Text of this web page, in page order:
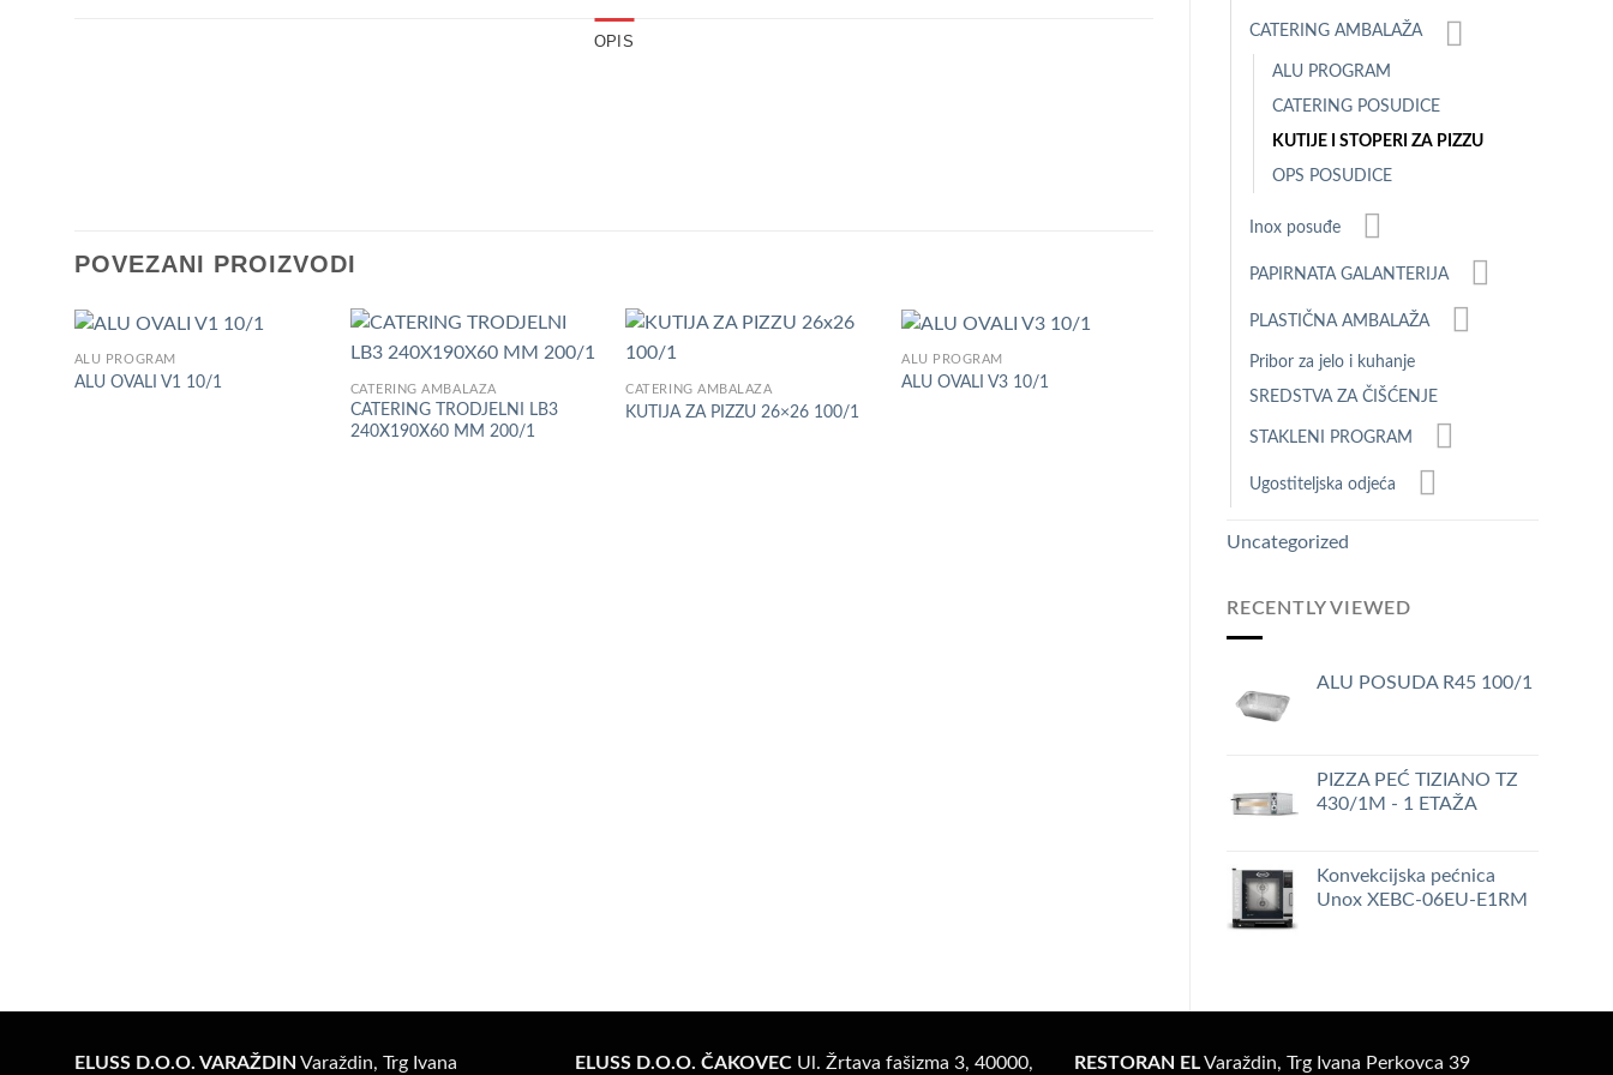
CATERING AMBALAŽA
ALU PROGRAM
CATERING POSUDICE
KUTIJE I STOPERI ZA PIZZU
OPS POSUDICE
Inox posuđe
PAPIRNATA GALANTERIJA
PLASTIČNA AMBALAŽA
Pribor za jelo i kuhanje
SREDSTVA ZA ČIŠĆENJE
STAKLENI PROGRAM
Ugostiteljska odjeća
Uncategorized
RECENTLY VIEWED
ALU POSUDA R45 100/1
PIZZA PEĆ TIZIANO TZ
430/1M - 1 ETAŽA
Konvekcijska pećnica
Unox XEBC-06EU-E1RM
OPIS
POVEZANI PROIZVODI
ALU PROGRAM
ALU OVALI V1 10/1 CATERING AMBALAŽA
CATERING TRODJELNI LB3
240X190X60 MM 200/1
CATERING AMBALAŽA
KUTIJA ZA PIZZU 26×26 100/1
ALU PROGRAM
ALU OVALI V3 10/1
Add to
Wishlist
CATERING AMBALAŽA
ELUSS D.O.O. VARAŽDIN Varaždin, Trg Ivana ELUSSD.O.O. ČAKOVECUl. Žrtava fašizma 3, 40000, RESTORAN ELVaraždin, Trg Ivana Perkovca 39